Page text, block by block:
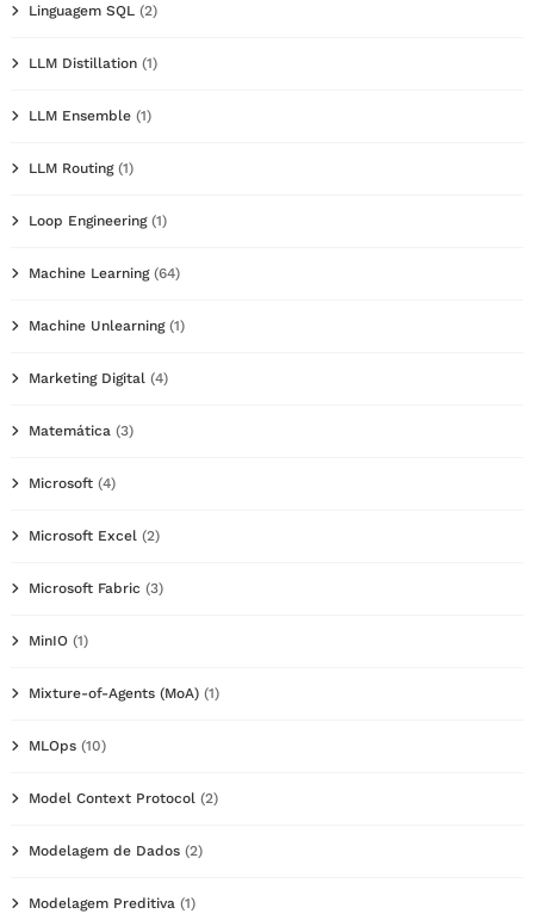
Linguagem SQL (2)
LLM Distillation (1)
LLM Ensemble (1)
LLM Routing(1)
Loop Engineering(1)
Machine Learning(64)
Machine Unlearning(1)
Marketing Digital (4)
Matemática (3)
Microsoft (4)
Microsoft Excel (2)
Microsoft Fabric (3)
MinIO (1)
Mixture-of-Agents (MoA) (1)
MLOps (10)
Model Context Protocol (2)
Modelagem de Dados (2)
Modelagem Preditiva (1)